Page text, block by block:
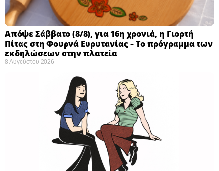
Απόψε Σάββατο (8/8), για 16η χρονιά, η Γιορτή
Πίτας στη Φουρνά Ευρυτανίας – Το πρόγραμμα των
εκδηλώσεων στην πλατεία
8 Αυγούστου 2026